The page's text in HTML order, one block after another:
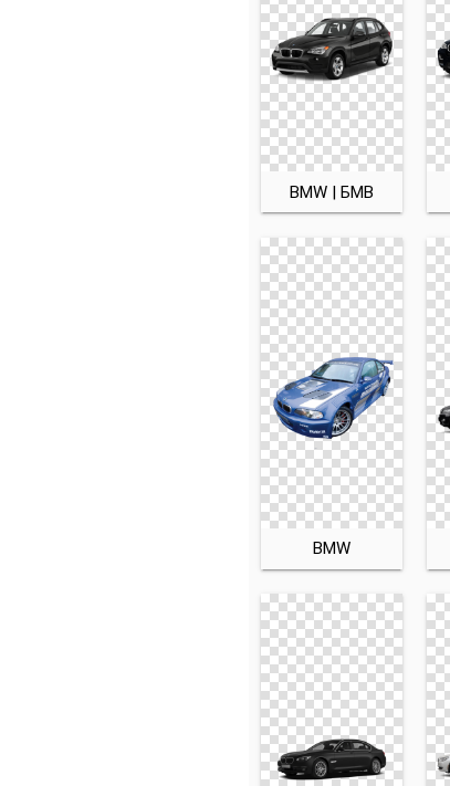
BMW | БМВ
BMW